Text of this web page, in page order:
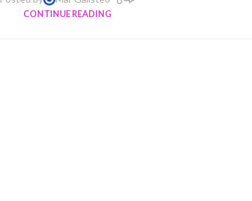
CONTINUE READING